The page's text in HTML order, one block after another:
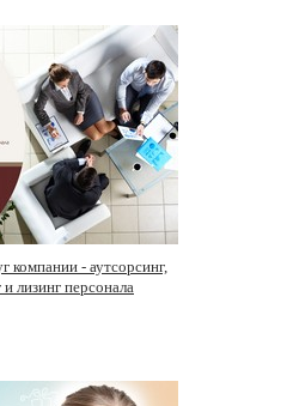
компании - аутсорсинг,
лизинг персонала